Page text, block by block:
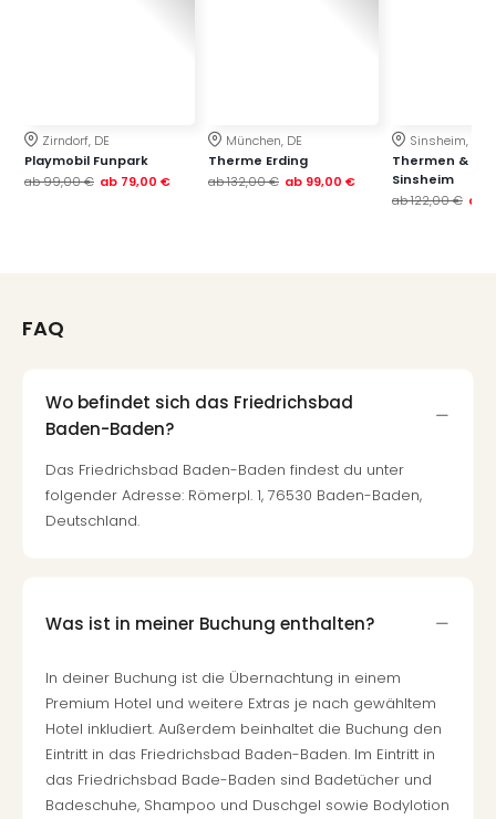
Zirndorf, DE
Playmobil Funpark
ab99,00 € ab 79,00 €
München, DE
Therme Erding
ab132,00 € ab 99,00 €
Sinsheim, DE
Thermen &
Sinsheim
ab122,00 € ab
FAQ
Wo befindet sich das Friedrichsbad
Baden-Baden?
Das Friedrichsbad Baden-Baden findest du unter
folgender Adresse: Römerpl. 1, 76530 Baden-Baden,
Deutschland.
Was ist in meiner Buchung enthalten?
In deiner Buchung ist die Übernachtung in einem
Premium Hotel und weitere Extras je nach gewähltem
Hotel inkludiert. Außerdem beinhaltet die Buchung den
Eintritt in das Friedrichsbad Baden-Baden. Im Eintritt in
das Friedrichsbad Bade-Baden sind Badetücher und
Badeschuhe, Shampoo und Duschgel sowie Bodylotion